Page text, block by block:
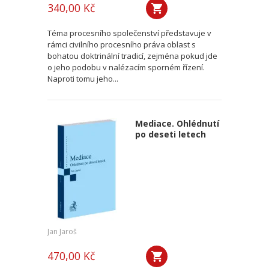
340,00 Kč
Téma procesního společenství představuje v
rámci civilního procesního práva oblast s
bohatou doktrinální tradicí, zejména pokud jde
o jeho podobu v nalézacím sporném řízení.
Naproti tomu jeho...
Mediace. Ohlédnutí
po deseti letech
Jan Jaroš
470,00 Kč